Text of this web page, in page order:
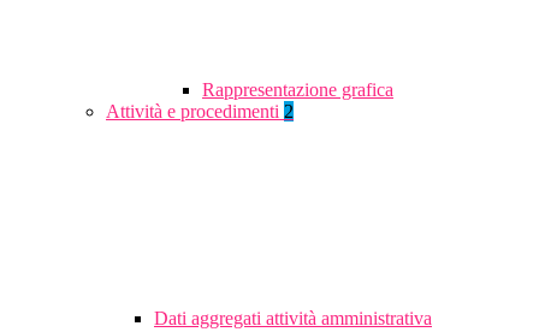
Rappresentazione grafica
Attività e procedimenti 2
Dati aggregati attività amministrativa